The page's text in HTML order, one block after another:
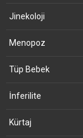
Jinekoloji
Menopoz
Tüp Bebek
İnferilite
Kürtaj